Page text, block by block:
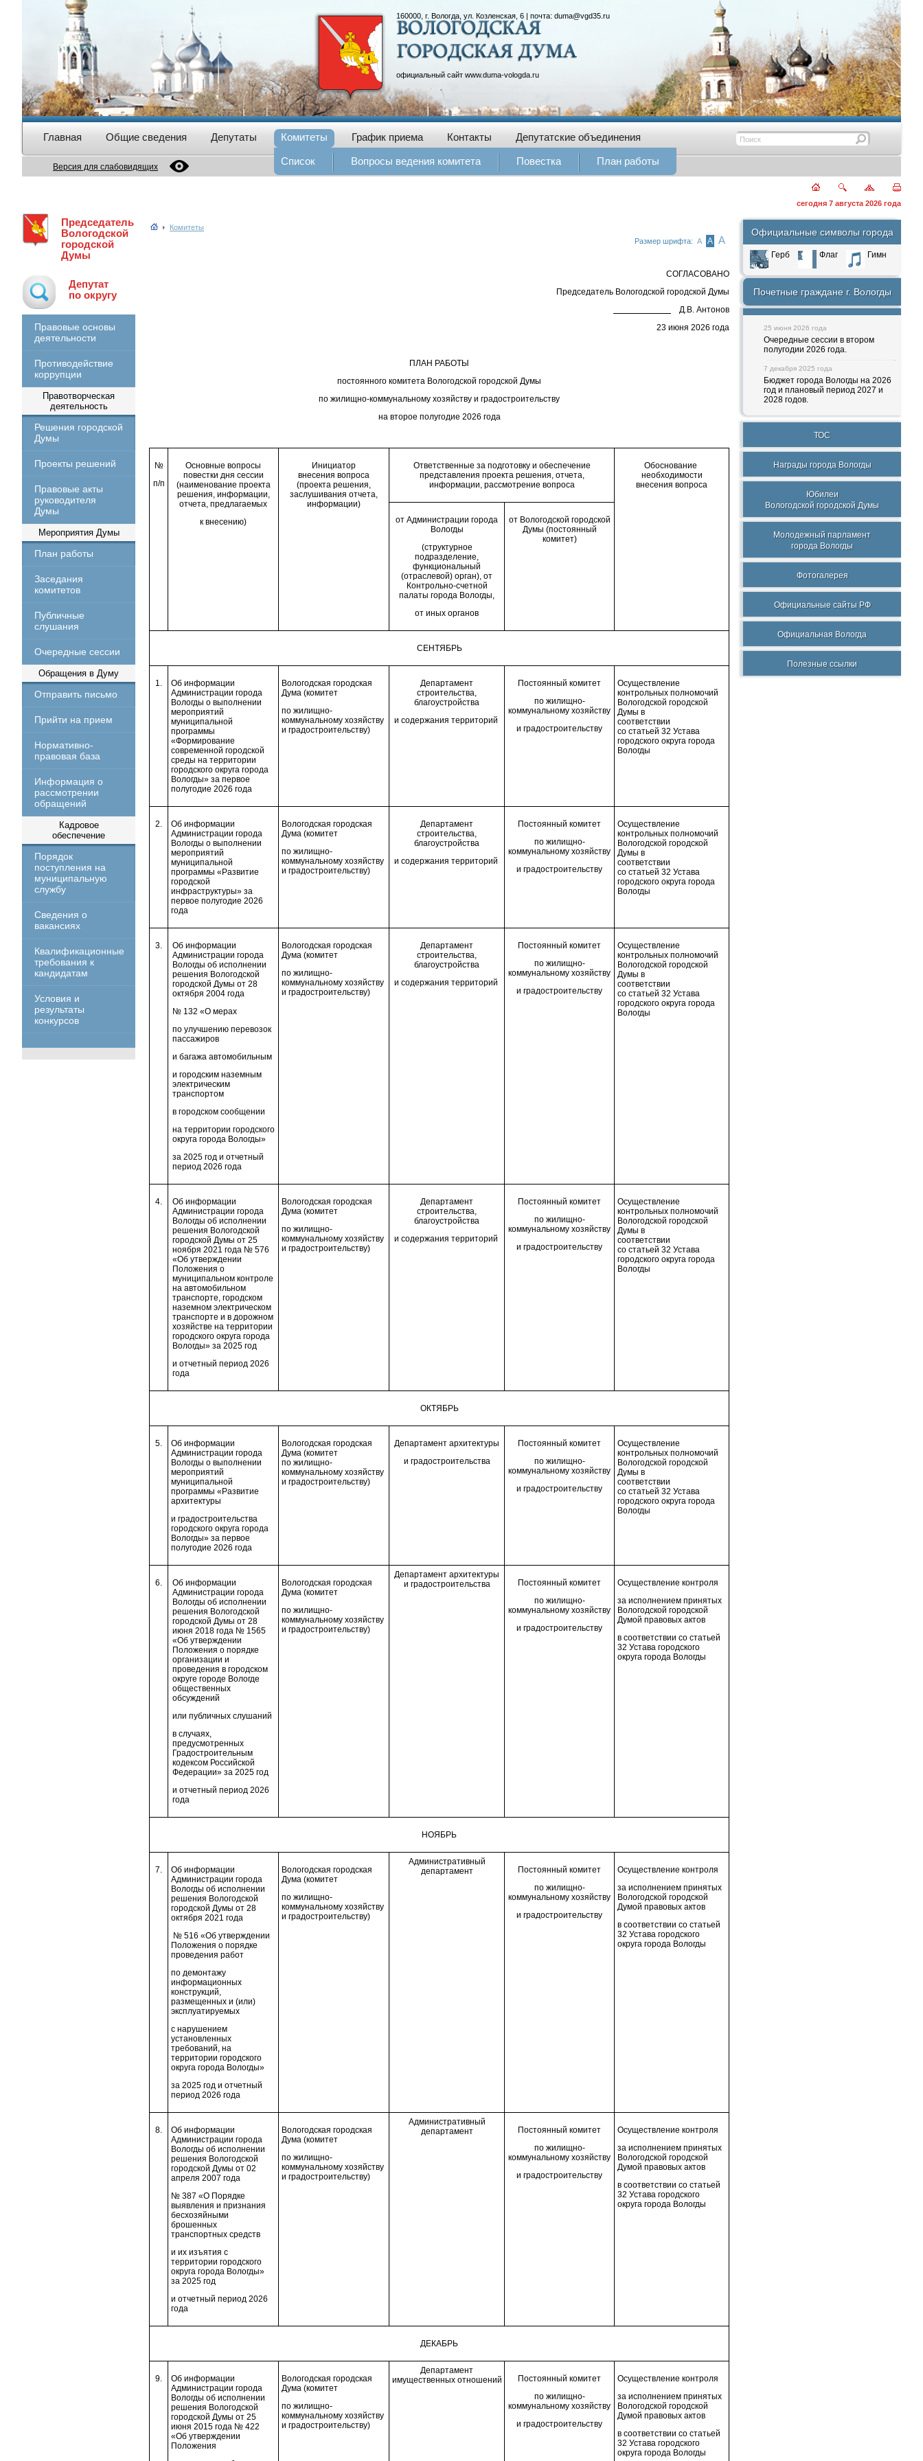
160000, г. Вологда, ул. Козленская, 6 | почта: duma@vgd35.ru
официальный сайт www.duma-vologda.ru
Главная Общие сведения Депутаты Комитеты
Список Вопросы ведения комитета Повестка План работы
График приема Контакты Депутатские объединения
Версия для слабовидящих
сегодня 7 августа 2026 года
Председатель
Вологодской
городской
Думы
Депутат
по округу
Правовые основы
деятельности
Противодействие
коррупции
Правотворческая
деятельность
Решения городской
Думы
Проекты решений
Правовые акты
руководителя
Думы
Мероприятия Думы
План работы
Заседания
комитетов
Публичные
слушания
Очередные сессии
Обращения в Думу
Отправить письмо
Прийти на прием
Нормативно-
правовая база
Информация о
рассмотрении
обращений
Кадровое
обеспечение
Порядок
поступления на
муниципальную
службу
Сведения о
вакансиях
Квалификационные
требования к
кандидатам
Условия и
результаты
конкурсов
Комитеты
Размер шрифта: А А А
СОГЛАСОВАНО
Председатель Вологодской городской Думы
Д.В. Антонов
23 июня 2026 года
ПЛАН РАБОТЫ
постоянного комитета Вологодской городской Думы
по жилищно-коммунальному хозяйству и градостроительству
на второе полугодие 2026 года
№
п/п
Основные вопросы
повестки дня сессии
(наименование проекта
решения, информации,
отчета, предлагаемых
к внесению)
Инициатор
внесения вопроса
(проекта решения,
заслушивания отчета,
информации)
Ответственные за подготовку и обеспечение
представления проекта решения, отчета,
информации, рассмотрение вопроса
Обоснование
необходимости
внесения вопроса
от Администрации города
Вологды
(структурное
подразделение,
функциональный
(отраслевой) орган), от
Контрольно-счетной
палаты города Вологды,
от иных органов
от Вологодской городской
Думы (постоянный
комитет)
СЕНТЯБРЬ
1.
Об информации
Администрации города
Вологды о выполнении
мероприятий
муниципальной
программы
«Формирование
современной городской
среды на территории
городского округа города
Вологды» за первое
полугодие 2026 года
Вологодская городская
Дума (комитет
по жилищно-
коммунальному хозяйству
и градостроительству)
Департамент
строительства,
благоустройства
и содержания территорий
Постоянный комитет
по жилищно-
коммунальному хозяйству
и градостроительству
Осуществление
контрольных полномочий
Вологодской городской
Думы в
соответствии
со статьей 32 Устава
городского округа города
Вологды
2.
Об информации
Администрации города
Вологды о выполнении
мероприятий
муниципальной
программы «Развитие
городской
инфраструктуры» за
первое полугодие 2026
года
Вологодская городская
Дума (комитет
по жилищно-
коммунальному хозяйству
и градостроительству)
Департамент
строительства,
благоустройства
и содержания территорий
Постоянный комитет
по жилищно-
коммунальному хозяйству
и градостроительству
Осуществление
контрольных полномочий
Вологодской городской
Думы в
соответствии
со статьей 32 Устава
городского округа города
Вологды
3.
Об информации
Администрации города
Вологды об исполнении
решения Вологодской
городской Думы от 28
октября 2004 года
№ 132 «О мерах
по улучшению перевозок
пассажиров
и багажа автомобильным
и городским наземным
электрическим
транспортом
в городском сообщении
на территории городского
округа города Вологды»
за 2025 год и отчетный
период 2026 года
Вологодская городская
Дума (комитет
по жилищно-
коммунальному хозяйству
и градостроительству)
Департамент
строительства,
благоустройства
и содержания территорий
Постоянный комитет
по жилищно-
коммунальному хозяйству
и градостроительству
Осуществление
контрольных полномочий
Вологодской городской
Думы в
соответствии
со статьей 32 Устава
городского округа города
Вологды
4.
Об информации
Администрации города
Вологды об исполнении
решения Вологодской
городской Думы от 25
ноября 2021 года № 576
«Об утверждении
Положения о
муниципальном контроле
на автомобильном
транспорте, городском
наземном электрическом
транспорте и в дорожном
хозяйстве на территории
городского округа города
Вологды» за 2025 год
и отчетный период 2026
года
Вологодская городская
Дума (комитет
по жилищно-
коммунальному хозяйству
и градостроительству)
Департамент
строительства,
благоустройства
и содержания территорий
Постоянный комитет
по жилищно-
коммунальному хозяйству
и градостроительству
Осуществление
контрольных полномочий
Вологодской городской
Думы в
соответствии
со статьей 32 Устава
городского округа города
Вологды
ОКТЯБРЬ
5.
Об информации
Администрации города
Вологды о выполнении
мероприятий
муниципальной
программы «Развитие
архитектуры
и градостроительства
городского округа города
Вологды» за первое
полугодие 2026 года
Вологодская городская
Дума (комитет
по жилищно-
коммунальному хозяйству
и градостроительству)
Департамент архитектуры
и градостроительства
Постоянный комитет
по жилищно-
коммунальному хозяйству
и градостроительству
Осуществление
контрольных полномочий
Вологодской городской
Думы в
соответствии
со статьей 32 Устава
городского округа города
Вологды
6.
Об информации
Администрации города
Вологды об исполнении
решения Вологодской
городской Думы от 28
июня 2018 года № 1565
«Об утверждении
Положения о порядке
организации и
проведения в городском
округе городе Вологде
общественных
обсуждений
или публичных слушаний
в случаях,
предусмотренных
Градостроительным
кодексом Российской
Федерации» за 2025 год
и отчетный период 2026
года
Вологодская городская
Дума (комитет
по жилищно-
коммунальному хозяйству
и градостроительству)
Департамент архитектуры
и градостроительства
Постоянный комитет
по жилищно-
коммунальному хозяйству
и градостроительству
Осуществление контроля
за исполнением принятых
Вологодской городской
Думой правовых актов
в соответствии со статьей
32 Устава городского
округа города Вологды
НОЯБРЬ
7.
Об информации
Администрации города
Вологды об исполнении
решения Вологодской
городской Думы от 28
октября 2021 года
№ 516 «Об утверждении
Положения о порядке
проведения работ
по демонтажу
информационных
конструкций,
размещенных и (или)
эксплуатируемых
с нарушением
установленных
требований, на
территории городского
округа города Вологды»
за 2025 год и отчетный
период 2026 года
Вологодская городская
Дума (комитет
по жилищно-
коммунальному хозяйству
и градостроительству)
Административный
департамент
Постоянный комитет
по жилищно-
коммунальному хозяйству
и градостроительству
Осуществление контроля
за исполнением принятых
Вологодской городской
Думой правовых актов
в соответствии со статьей
32 Устава городского
округа города Вологды
8.
Об информации
Администрации города
Вологды об исполнении
решения Вологодской
городской Думы от 02
апреля 2007 года
№ 387 «О Порядке
выявления и признания
бесхозяйными
брошенных
транспортных средств
и их изъятия с
территории городского
округа города Вологды»
за 2025 год
и отчетный период 2026
года
Вологодская городская
Дума (комитет
по жилищно-
коммунальному хозяйству
и градостроительству)
Административный
департамент
Постоянный комитет
по жилищно-
коммунальному хозяйству
и градостроительству
Осуществление контроля
за исполнением принятых
Вологодской городской
Думой правовых актов
в соответствии со статьей
32 Устава городского
округа города Вологды
ДЕКАБРЬ
9.
Об информации
Администрации города
Вологды об исполнении
решения Вологодской
городской Думы от 25
июня 2015 года № 422
«Об утверждении
Положения
Вологодская городская
Дума (комитет
по жилищно-
коммунальному хозяйству
и градостроительству)
Департамент
имущественных отношений
Постоянный комитет
по жилищно-
коммунальному хозяйству
и градостроительству
Осуществление контроля
за исполнением принятых
Вологодской городской
Думой правовых актов
в соответствии со статьей
32 Устава городского
округа города Вологды
Официальные символы города
Герб Флаг Гимн
Почетные граждане г. Вологды
25 июня 2026 года
Очередные сессии в втором
полугодии 2026 года.
7 декабря 2025 года
Бюджет города Вологды на 2026
год и плановый период 2027 и
2028 годов.
ТОС
Награды города Вологды
Юбилеи
Вологодской городской Думы
Молодежный парламент
города Вологды
Фотогалерея
Официальные сайты РФ
Официальная Вологда
Полезные ссылки